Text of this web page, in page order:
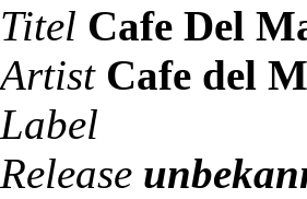
Titel Cafe Del
Artist Cafe del
Label
Release